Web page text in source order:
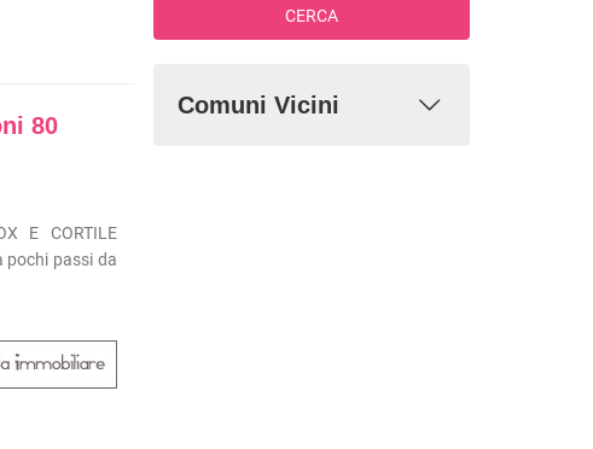
80
E CORTILE
pochi passi da
CERCA
Comuni Vicini